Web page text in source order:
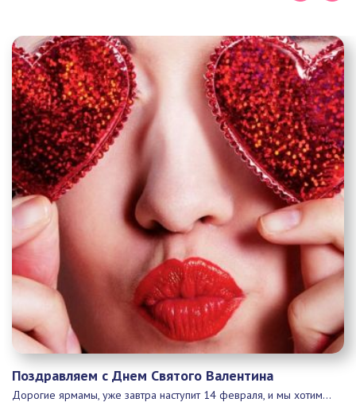
Поздравляем с Днем Святого Валентина
Дорогие ярмамы, уже завтра наступит 14 февраля, и мы хотим...